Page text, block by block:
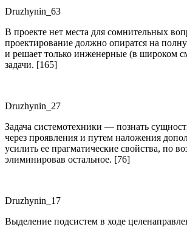
Druzhynin_63
В проекте нет места для сомнительных
проектирование должно опиратся на
и решает только инженерные (в широком
задачи. [165]
Druzhynin_27
Задача системотехники — познать
через проявления и путем наложения
усилить ее прагматические свойства, по
элиминировав остальное. [76]
Druzhynin_17
Выделение подсистем в ходе